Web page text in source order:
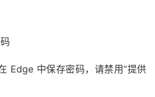
Edge 中保存密码，请禁用“提供